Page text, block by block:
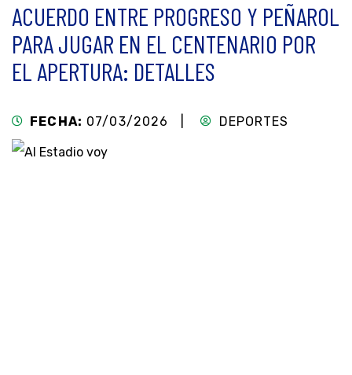
ACUERDO ENTRE PROGRESO Y PEÑAROL
PARA JUGAR EN EL CENTENARIO POR
EL APERTURA: DETALLES
FECHA: 07/03/2026 | DEPORTES